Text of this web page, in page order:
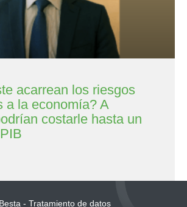
acarrean los riesgos
a la economía? A
costarle hasta un
- Tratamiento de datos